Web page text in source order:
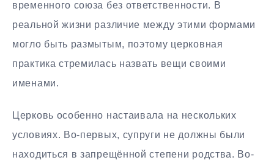
временного союза без ответственности. В
реальной жизни различие между этими формами
могло быть размытым, поэтому церковная
практика стремилась назвать вещи своими
именами.
Церковь особенно настаивала на нескольких
условиях. Во-первых, супруги не должны были
находиться в запрещённой степени родства. Во-